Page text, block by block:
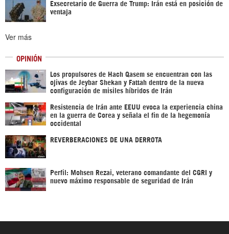
Exsecretario de Guerra de Trump: Irán está en posición de
ventaja
Ver más
OPINIÓN
Los propulsores de Hach Qasem se encuentran con las
ojivas de Jeybar Shekan y Fattah dentro de la nueva
configuración de misiles híbridos de Irán
Resistencia de Irán ante EEUU evoca la experiencia china
en la guerra de Corea y señala el fin de la hegemonía
occidental
REVERBERACIONES DE UNA DERROTA
Perfil: Mohsen Rezai, veterano comandante del CGRI y
nuevo máximo responsable de seguridad de Irán